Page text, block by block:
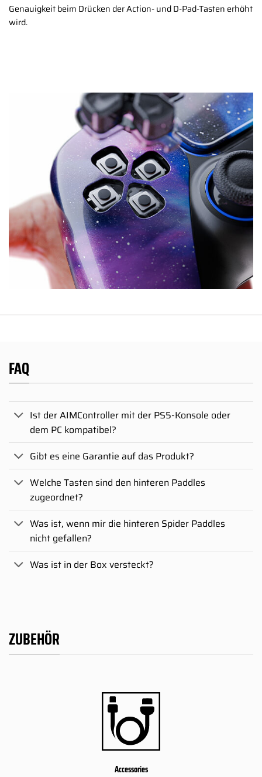
Genauigkeit beim Drücken der Action- und D-Pad-Tasten erhöht
wird.
FAQ
Ist der AIMController mit der PS5-Konsole oder
dem PC kompatibel?
Gibt es eine Garantie auf das Produkt?
Welche Tasten sind den hinteren Paddles
zugeordnet?
Was ist, wenn mir die hinteren Spider Paddles
nicht gefallen?
Was ist in der Box versteckt?
ZUBEHÖR
Accessories